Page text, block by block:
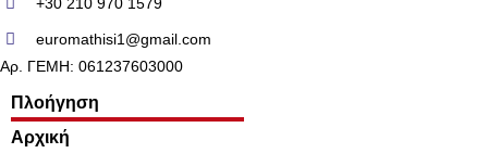
euromathisi1@gmail.com
Αρ. ΓΕΜΗ: 061237603000
Πλοήγηση
Αρχική